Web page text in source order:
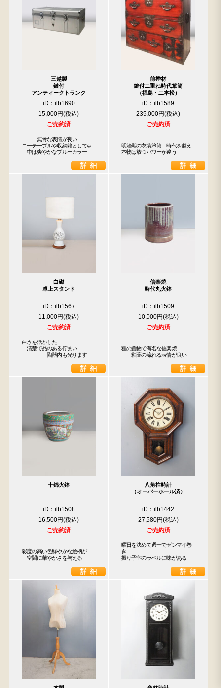
三越製
鍵付
アンティークトランク
iD：ilb1690
15,000円
ご売約済
無骨な表情が良い
ローテーブルや収納箱として◎
中は爽やかなブルーカラー
前﨔材
鍵付二重ね時代箪笥
（福島・二本松）
iD：ilb1589
235,000円
ご売約済
明治期の衣装箪笥　時代を越え
本物は放つパワーが違う
白磁
卓上スタンド
iD：ilb1567
11,000円
ご売約済
白さを活かした
清楚で品のある佇まい
陶器内も光ります
信楽焼
時代丸火鉢
iD：ilb1509
10,000円
ご売約済
狸の置物で有名な信楽焼
釉薬の流れる表情が良い
十錦火鉢
iD：ilb1508
16,500円
ご売約済
彩度の高い色鮮やかな絵柄が
空間に華やかさを与える
八角柱時計
（オーバーホール済）
iD：ilb1442
27,580円
ご売約済
曜日を決めて週一でゼンマイ巻
き
振り子室のラベルに味がある